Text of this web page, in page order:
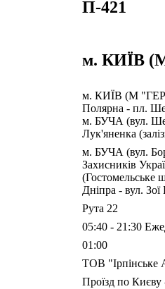
П-421
м. КИЇВ
м. КИЇВ (М
Полярна - пл.
м. БУЧА (вул.
Лук'яненка
м. БУЧА (вул.
Захисників
(Гостомельське
Дніпра - вул.
Рута 22
05:40 - 21:30
01:00
ТОВ "Ірпінське
Проїзд по Києву